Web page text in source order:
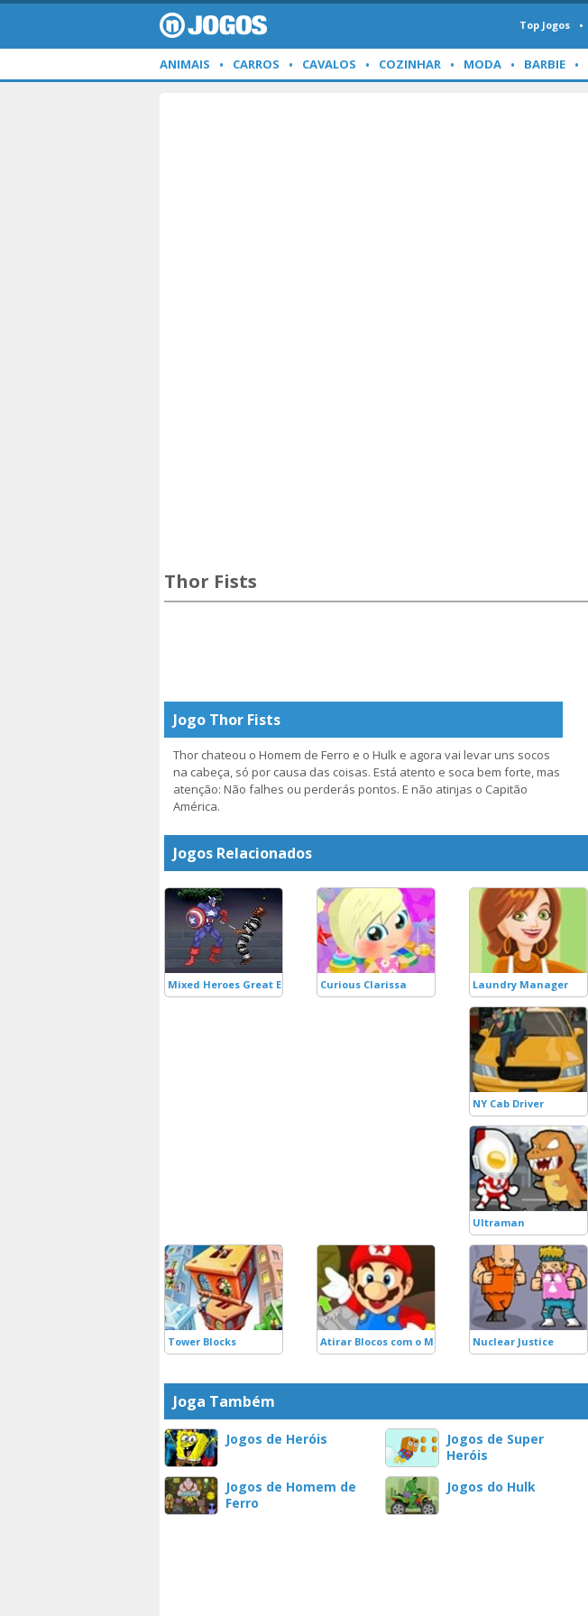
Top Jogos
ANIMAIS CARROS CAVALOS COZINHAR MODA BARBIE
Thor Fists
Jogo Thor Fists
Thor chateou o Homem de Ferro e o Hulk e agora vai levar uns socos
na cabeça, só por causa das coisas. Está atento e soca bem forte, mas
atenção: Não falhes ou perderás pontos. E não atinjas o Capitão
América.
Jogos Relacionados
Mixed Heroes Great Escape DefenceCurious Clarissa Laundry Manager
NY Cab Driver
Ultraman
Tower Blocks Atirar Blocos com o Mario Nuclear Justice
Joga Também
Jogos de Heróis
Jogos de Super
Heróis
Jogos de Homem de
Ferro
Jogos do Hulk